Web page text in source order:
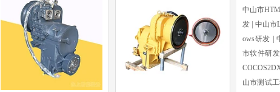
中山市
发
中山市
ows研发
市软件研发
山市测试